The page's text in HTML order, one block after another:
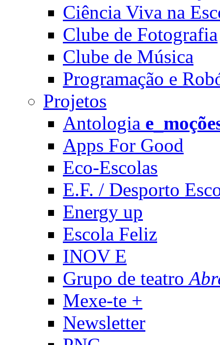
Ciência Viva na
Clube de Fotografia
Clube de Música
Programação e
Projetos
Antologia
Apps For Good
Eco-Escolas
E.F. / Desporto
Energy up
Escola Feliz
INOV E
Grupo de teatro
Mexe-te +
Newsletter